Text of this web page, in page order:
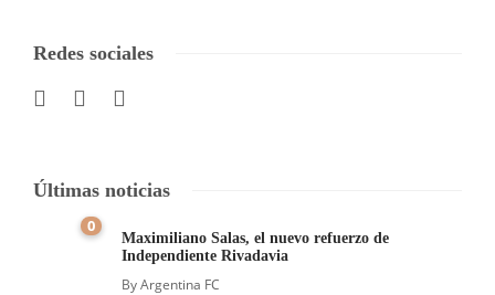
Redes sociales
Últimas noticias
0
Maximiliano Salas, el nuevo refuerzo de
Independiente Rivadavia
ByArgentina FC